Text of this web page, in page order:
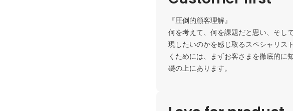
『圧倒的顧客理解』
何を考えて、何を課題だと思い、そし
現したいのかを感じ取るスペシャリス
くためには、まずお客さまを徹底的に
礎の上にあります。